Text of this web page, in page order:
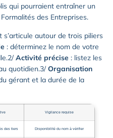
qui pourraient entraîner un
des Entreprises.
autour de trois piliers
: déterminez le nom de votre
Activité précise : listez les
quotidien.3/Organisation
gérant et la durée de la
Vigilance requise
des tiers Disponibilité du nom à vérifier